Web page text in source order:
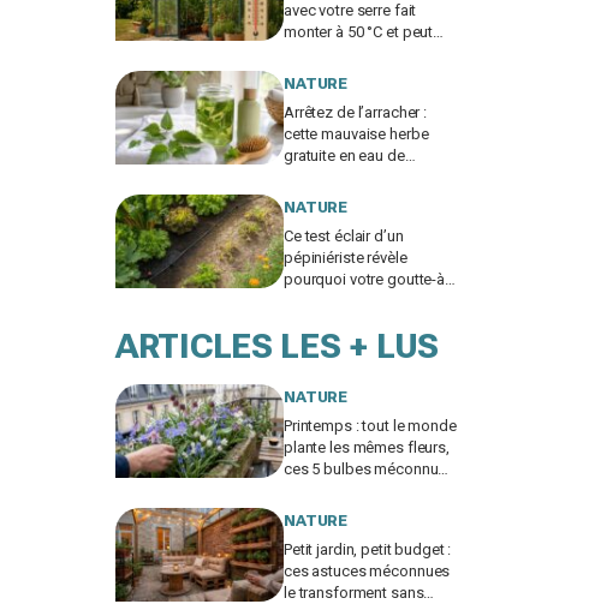
avec votre serre fait
monter à 50 °C et peut
NATURE
Arrêtez de l’arracher :
cette mauvaise herbe
gratuite en eau de
cheveux ternes en
NATURE
Ce test éclair d’un
pépiniériste révèle
pourquoi votre goutte-à-
ARTICLES LES + LUS
NATURE
Printemps : tout le monde
plante les mêmes fleurs,
ces 5 bulbes méconnus
changer votre jardin
NATURE
Petit jardin, petit budget :
ces astuces méconnues
le transforment sans